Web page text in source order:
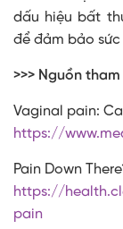
dấu hiệu bất
để đảm bảo
>>> Nguồn
Vaginal pain:
https://
Pain Down
https://
pain